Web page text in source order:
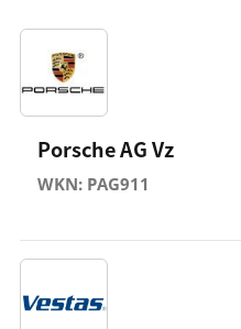
Porsche AG Vz
WKN: PAG911